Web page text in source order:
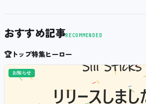
おすすめ記事RECOMMENDED
🏆トップ特集ヒーロー
お知らせ